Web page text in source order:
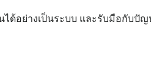
อย่างเป็นระบบ และรับมือกับปัญ